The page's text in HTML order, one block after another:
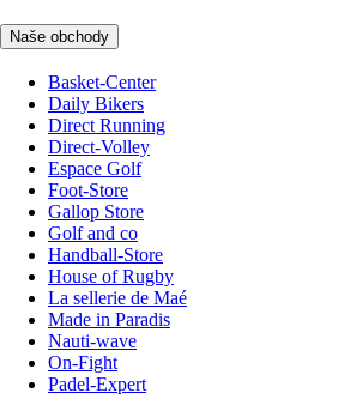
Naše obchody
Basket-Center
Daily Bikers
Direct Running
Direct-Volley
Espace Golf
Foot-Store
Gallop Store
Golf and co
Handball-Store
House of Rugby
La sellerie de Maé
Made in Paradis
Nauti-wave
On-Fight
Padel-Expert